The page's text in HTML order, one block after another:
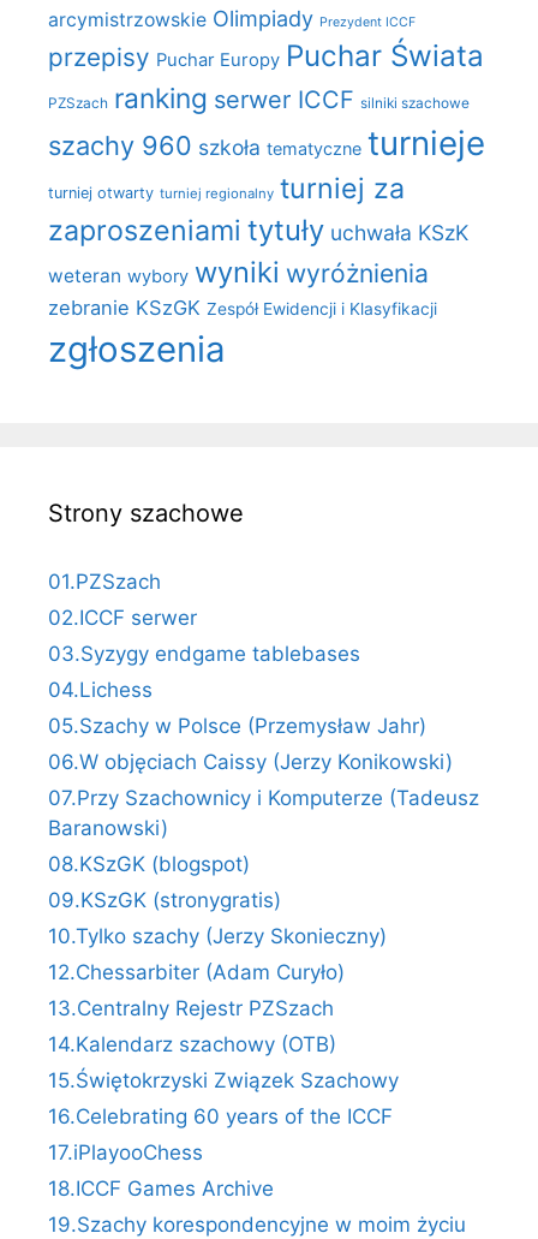
arcymistrzowskie Olimpiady Prezydent ICCF
przepisy Puchar Europy Puchar Świata
PZSzach ranking serwer ICCF silniki szachowe
szachy 960 szkoła tematyczne turnieje
turniej otwarty turniej regionalny turniej za
zaproszeniami tytuły uchwała KSzK
weteran wybory wyniki wyróżnienia
zebranie KSzGK Zespół Ewidencji i Klasyfikacji
zgłoszenia
Strony szachowe
01.PZSzach
02.ICCF serwer
03.Syzygy endgame tablebases
04.Lichess
05.Szachy w Polsce (Przemysław Jahr)
06.W objęciach Caissy (Jerzy Konikowski)
07.Przy Szachownicy i Komputerze (Tadeusz
Baranowski)
08.KSzGK (blogspot)
09.KSzGK (stronygratis)
10.Tylko szachy (Jerzy Skonieczny)
12.Chessarbiter (Adam Curyło)
13.Centralny Rejestr PZSzach
14.Kalendarz szachowy (OTB)
15.Świętokrzyski Związek Szachowy
16.Celebrating 60 years of the ICCF
17.iPlayooChess
18.ICCF Games Archive
19.Szachy korespondencyjne w moim życiu